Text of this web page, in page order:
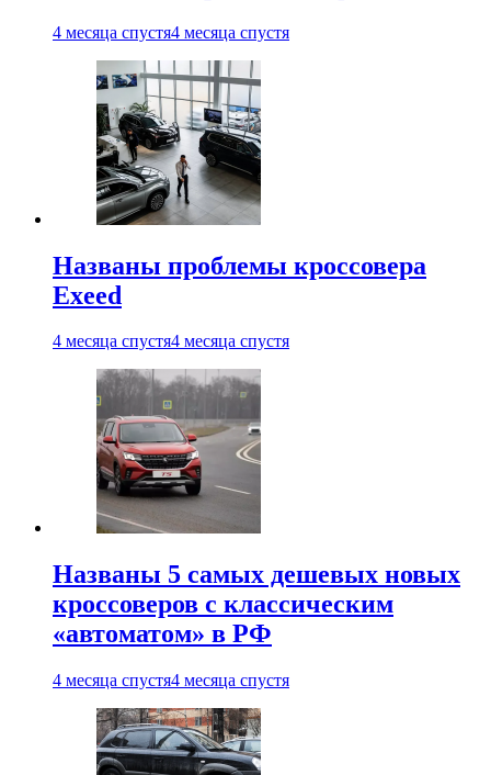
4 месяца спустя4 месяца спустя
Названы проблемы кроссовера
Exeed
4 месяца спустя4 месяца спустя
Названы 5 самых дешевых новых
кроссоверов с классическим
«автоматом» в РФ
4 месяца спустя4 месяца спустя